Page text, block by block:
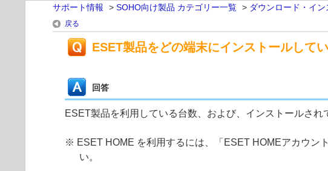
サポート情報 > SOHO向け製品 カテゴリー一覧 > ダウンロード・イ
戻る
ESET製品をどの端末にインストールして
回答
ESET製品を利用している台数、および、インストールされ
※ ESET HOME を利用するには、「ESET HOMEアカウン
い。